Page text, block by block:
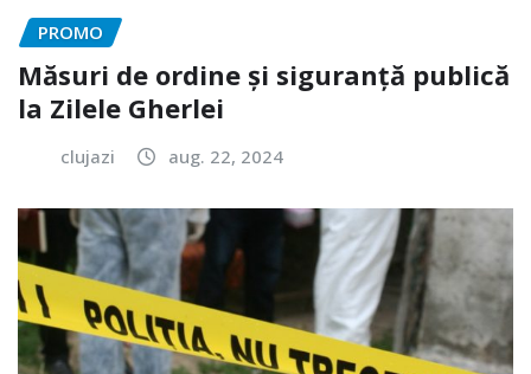
PROMO
Măsuri de ordine și siguranță publică
la Zilele Gherlei
clujazi aug. 22, 2024